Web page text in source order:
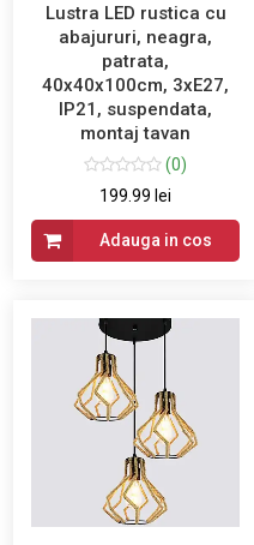
Lustra LED rustica cu
abajururi, neagra,
patrata,
40x40x100cm, 3xE27,
IP21, suspendata,
montaj tavan
(0)
199.99 lei
Adauga in cos